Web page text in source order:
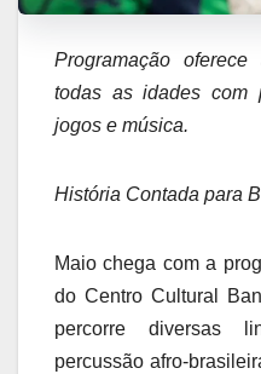
Programação
todas as idades com
jogos e música.
História Contada para
Maio chega com a
do Centro Cultural
percorre diversas
percussão afro-